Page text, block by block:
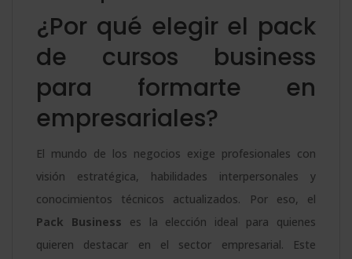
Publicidad
Diplomado
Humanos
cantidad
¿Por qué elegir el pack
de cursos business
para formarte en
empresariales?
El mundo de los negocios exige profesionales con
visión estratégica, habilidades interpersonales y
conocimientos técnicos actualizados. Por eso, el
Pack Business es la elección ideal para quienes
quieren destacar en el sector empresarial. Este